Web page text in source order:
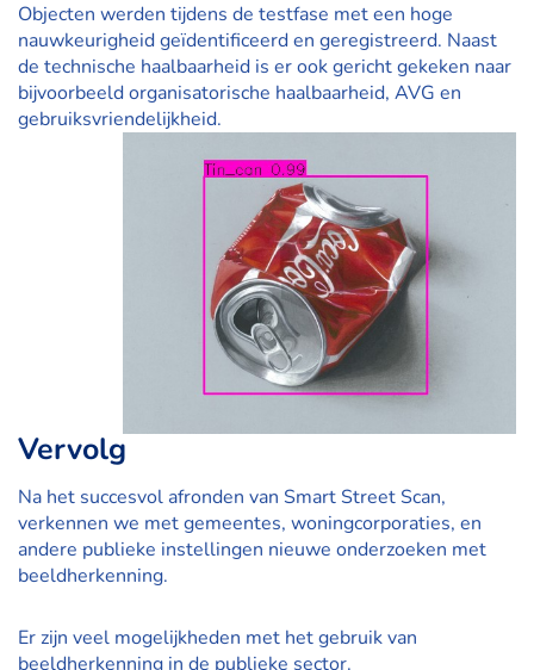
Objecten werden tijdens de testfase met een hoge
nauwkeurigheid geïdentificeerd en geregistreerd. Naast
de technische haalbaarheid is er ook gericht gekeken naar
bijvoorbeeld organisatorische haalbaarheid, AVG en
gebruiksvriendelijkheid.
Vervolg
Na het succesvol afronden van Smart Street Scan,
verkennen we met gemeentes, woningcorporaties, en
andere publieke instellingen nieuwe onderzoeken met
beeldherkenning.
Er zijn veel mogelijkheden met het gebruik van
beeldherkenning in de publieke sector.